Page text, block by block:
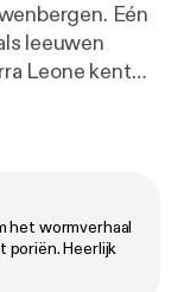
Eén
leeuwen
Leone kent
en
die ze
burgeroorlog
het wormverhaal
poriën. Heerlijk